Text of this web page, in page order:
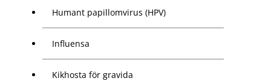
Humant papillomvirus (HPV)
Influensa
Kikhosta för gravida